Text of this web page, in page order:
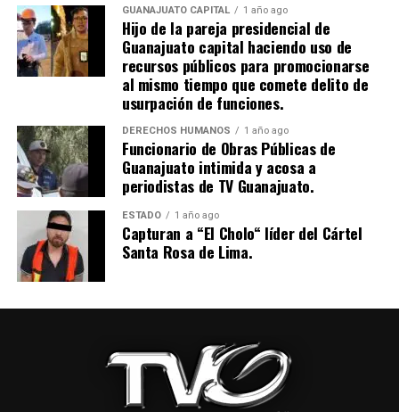
GUANAJUATO CAPITAL 1 año ago
Hijo de la pareja presidencial de
Guanajuato capital haciendo uso de
recursos públicos para promocionarse
al mismo tiempo que comete delito de
usurpación de funciones.
DERECHOS HUMANOS 1 año ago
Funcionario de Obras Públicas de
Guanajuato intimida y acosa a
periodistas de TV Guanajuato.
ESTADO 1 año ago
Capturan a “El Cholo“ líder del Cártel
Santa Rosa de Lima.